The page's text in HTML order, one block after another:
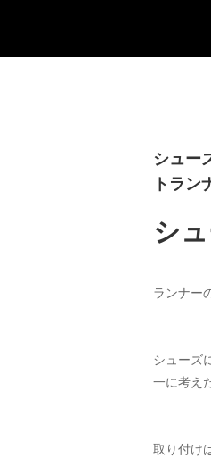
シュー
トラン
シ
ランナー
シューズ
一に考え
取り付け